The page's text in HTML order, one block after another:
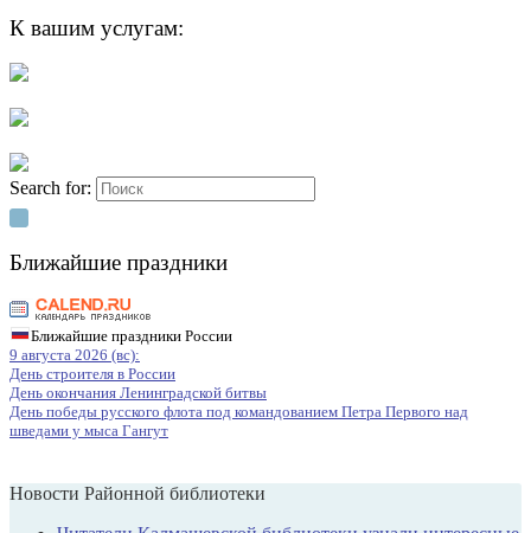
К вашим услугам:
Search for:
Ближайшие праздники
Ближайшие праздники России
9 августа 2026 (вс):
День строителя в России
День окончания Ленинградской битвы
День победы русского флота под командованием Петра Первого над
шведами у мыса Гангут
Новости Районной библиотеки